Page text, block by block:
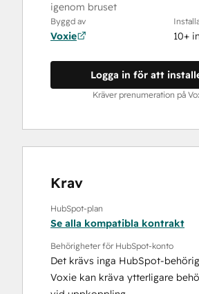
igenom bruset
Byggd av
Voxie 10+
Logga in för att
Kräver prenumeration på
Krav
HubSpot-plan
Se alla kompatibla kontrakt
Behörigheter för HubSpot-konto
Det krävs inga HubSpot-
Voxie kan kräva ytterligare